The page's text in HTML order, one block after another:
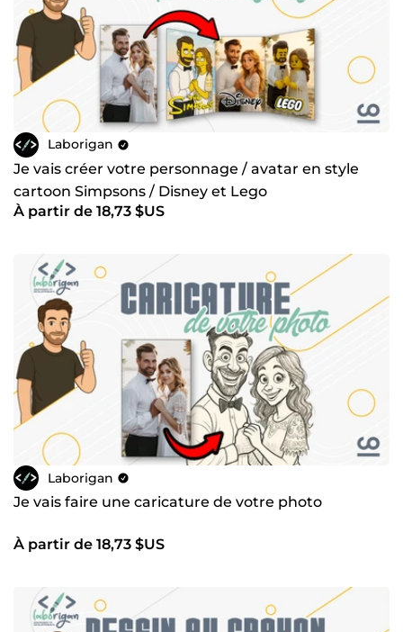
Laborigan
Je vais créer votre personnage / avatar en style
cartoon Simpsons / Disney et Lego
À partir de 18,73 $US
Laborigan
Je vais faire une caricature de votre photo
À partir de 18,73 $US